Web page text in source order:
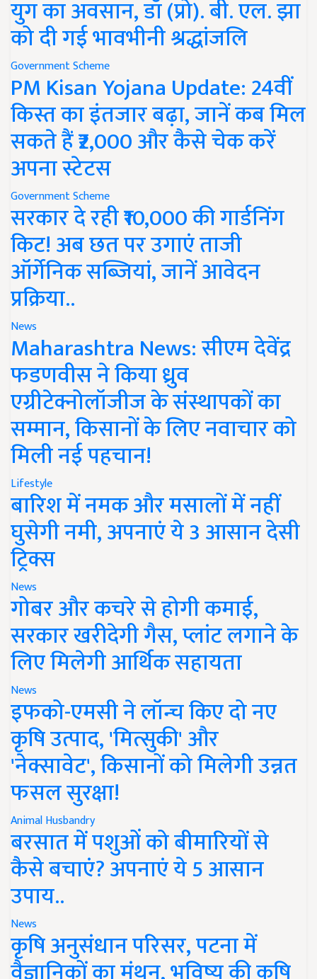
युग का अवसान, डॉ (प्रो). बी. एल. झा
को दी गई भावभीनी श्रद्धांजलि
Government Scheme
PM Kisan Yojana Update: 24वीं
किस्त का इंतजार बढ़ा, जानें कब मिल
सकते हैं ₹2,000 और कैसे चेक करें
अपना स्टेटस
Government Scheme
सरकार दे रही ₹10,000 की गार्डनिंग
किट! अब छत पर उगाएं ताजी
ऑर्गेनिक सब्जियां, जानें आवेदन
प्रक्रिया..
News
Maharashtra News: सीएम देवेंद्र
फडणवीस ने किया ध्रुव
एग्रीटेक्नोलॉजीज के संस्थापकों का
सम्मान, किसानों के लिए नवाचार को
मिली नई पहचान!
Lifestyle
बारिश में नमक और मसालों में नहीं
घुसेगी नमी, अपनाएं ये 3 आसान देसी
ट्रिक्स
News
गोबर और कचरे से होगी कमाई,
सरकार खरीदेगी गैस, प्लांट लगाने के
लिए मिलेगी आर्थिक सहायता
News
इफको-एमसी ने लॉन्च किए दो नए
कृषि उत्पाद, 'मित्सुकी' और
'नेक्सावेट', किसानों को मिलेगी उन्नत
फसल सुरक्षा!
Animal Husbandry
बरसात में पशुओं को बीमारियों से
कैसे बचाएं? अपनाएं ये 5 आसान
उपाय..
News
कृषि अनुसंधान परिसर, पटना में